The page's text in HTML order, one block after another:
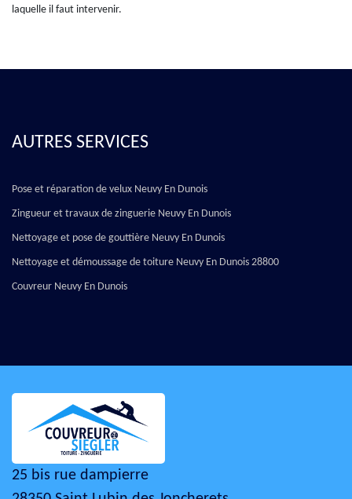
laquelle il faut intervenir.
AUTRES SERVICES
Pose et réparation de velux Neuvy En Dunois
Zingueur et travaux de zinguerie Neuvy En Dunois
Nettoyage et pose de gouttière Neuvy En Dunois
Nettoyage et démoussage de toiture Neuvy En Dunois 28800
Couvreur Neuvy En Dunois
25 bis rue dampierre